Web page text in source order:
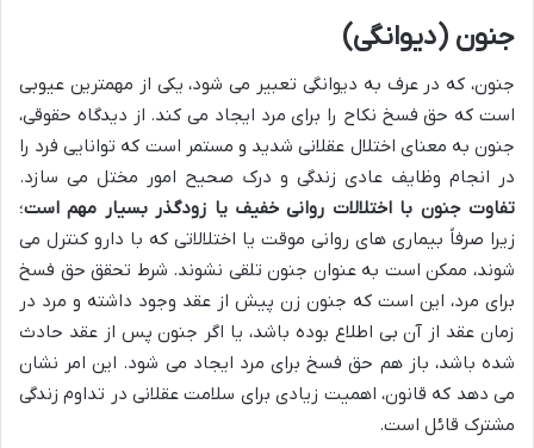
جنون (دیوانگی)
جنون، که در عرف به دیوانگی تعبیر می شود، یکی از مهمترین عیوبی
است که حق فسخ نکاح را برای مرد ایجاد می کند. از دیدگاه حقوقی،
جنون به معنای اختلال عقلانی شدید و مستمر است که توانایی فرد را
در انجام وظایف عادی زندگی و درک صحیح امور مختل می سازد.
تفاوت جنون با اختلالات روانی خفیف یا زودگذر بسیار مهم است؛
زیرا صرفاً بیماری های روانی موقت یا اختلالاتی که با دارو کنترل می
شوند، ممکن است به عنوان جنون تلقی نشوند. شرط تحقق حق فسخ
برای مرد، این است که جنون زن پیش از عقد وجود داشته و مرد در
زمان عقد از آن بی اطلاع بوده باشد، یا اگر جنون پس از عقد حادث
شده باشد، باز هم حق فسخ برای مرد ایجاد می شود. این امر نشان
می دهد که قانون، اهمیت زیادی برای سلامت عقلانی در تداوم زندگی
مشترک قائل است.